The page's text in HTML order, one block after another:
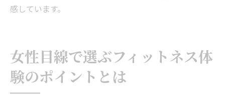
感しています。
女性目線で選ぶフィットネス体
験のポイントとは